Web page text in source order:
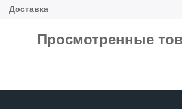
Просмотренные